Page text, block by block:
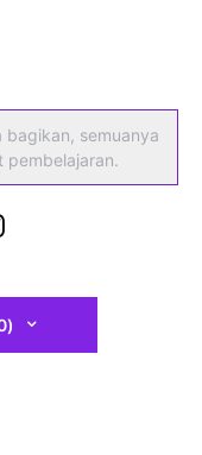
bagikan, semuanya
pembelajaran.